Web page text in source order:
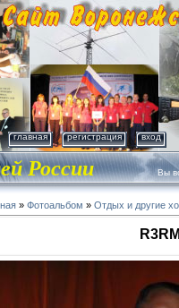
главная регистрация вход
России Вы
» Фотоальбом » Отдых и другие